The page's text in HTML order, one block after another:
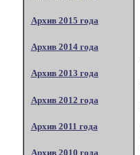
Архив 2015 года
Архив 2014 года
Архив 2013 года
Архив 2012 года
Архив 2011 года
Архив 2010 года